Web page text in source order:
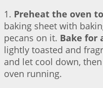
1. Preheat the oven to
baking sheet with
pecans on it. Bake for
lightly toasted and
and let cool down,
oven running.